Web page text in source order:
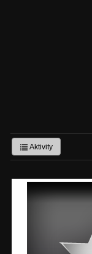
Aktivity